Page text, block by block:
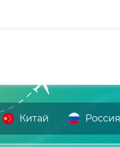
Китай Россия